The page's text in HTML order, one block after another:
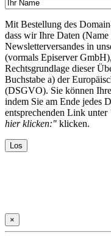
Mit Bestellung des
dass wir Ihre Daten
Newsletterversandes in
(vormals Episerver
Rechtsgrundlage dieser
Buchstabe a) der
(DSGVO). Sie können
indem Sie am Ende jedes
entsprechenden Link unter
hier klicken:" klicken.
×